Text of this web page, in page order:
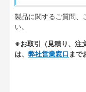
製品に関するご質問、
い。
※お取引（見積り、注
は、 弊社営業窓口 まで